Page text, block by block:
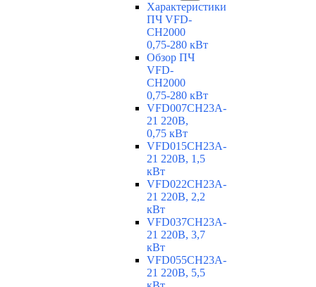
Характеристики
ПЧ VFD-
CH2000
0,75-280 кВт
Обзор ПЧ
VFD-
CH2000
0,75-280 кВт
VFD007CH23A-
21 220В,
0,75 кВт
VFD015CH23A-
21 220В, 1,5
кВт
VFD022CH23A-
21 220В, 2,2
кВт
VFD037CH23A-
21 220В, 3,7
кВт
VFD055CH23A-
21 220В, 5,5